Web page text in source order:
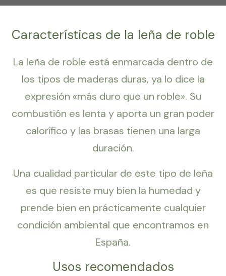
Características de la leña de roble
La leña de roble está enmarcada dentro de
los tipos de maderas duras, ya lo dice la
expresión «más duro que un roble». Su
combustión es lenta y aporta un gran poder
calorífico y las brasas tienen una larga
duración.
Una cualidad particular de este tipo de leña
es que resiste muy bien la humedad y
prende bien en prácticamente cualquier
condición ambiental que encontramos en
España.
Usos recomendados